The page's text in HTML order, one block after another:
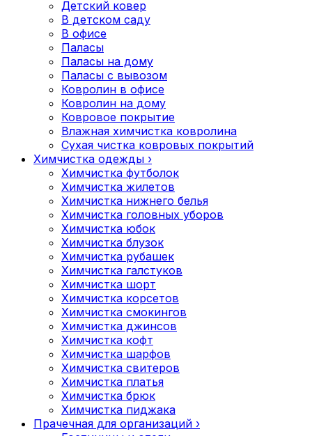
Детский ковер
В детском саду
В офисе
Паласы
Паласы на дому
Паласы с вывозом
Ковролин в офисе
Ковролин на дому
Ковровое покрытие
Влажная химчистка ковролина
Cухая чистка ковровых покрытий
Химчистка одежды ›
Химчистка футболок
Химчистка жилетов
Химчистка нижнего белья
Химчистка головных уборов
Химчистка юбок
Химчистка блузок
Химчистка рубашек
Химчистка галстуков
Химчистка шорт
Химчистка корсетов
Химчистка смокингов
Химчистка джинсов
Химчистка кофт
Химчистка шарфов
Химчистка свитеров
Химчистка платья
Химчистка брюк
Химчистка пиджака
Прачечная для организаций ›